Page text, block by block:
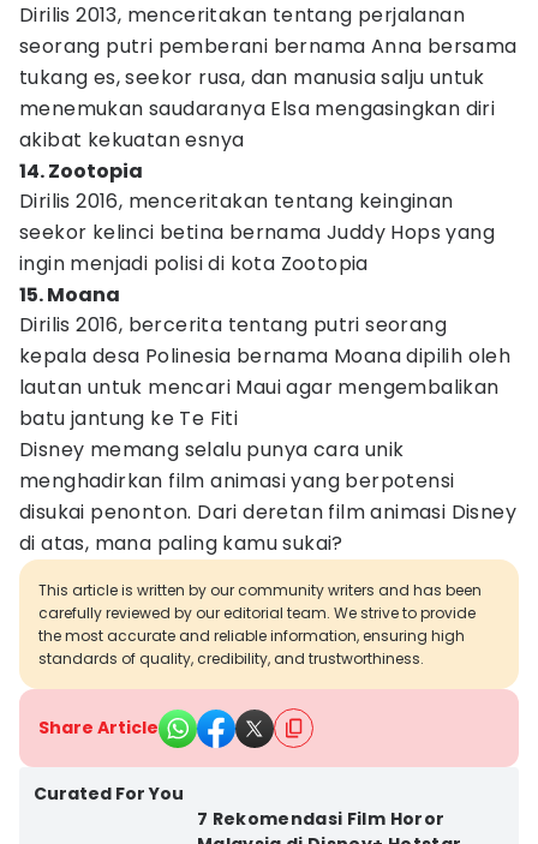
Dirilis 2013, menceritakan tentang perjalanan
seorang putri pemberani bernama Anna bersama
tukang es, seekor rusa, dan manusia salju untuk
menemukan saudaranya Elsa mengasingkan diri
akibat kekuatan esnya
14. Zootopia
Dirilis 2016, menceritakan tentang keinginan
seekor kelinci betina bernama Juddy Hops yang
ingin menjadi polisi di kota Zootopia
15. Moana
Dirilis 2016, bercerita tentang putri seorang
kepala desa Polinesia bernama Moana dipilih oleh
lautan untuk mencari Maui agar mengembalikan
batu jantung ke Te Fiti
Disney memang selalu punya cara unik
menghadirkan film animasi yang berpotensi
disukai penonton. Dari deretan film animasi Disney
di atas, mana paling kamu sukai?
This article is written by our community writers and has been
carefully reviewed by our editorial team. We strive to provide
the most accurate and reliable information, ensuring high
standards of quality, credibility, and trustworthiness.
Share Article
Curated For You
7 Rekomendasi Film Horor